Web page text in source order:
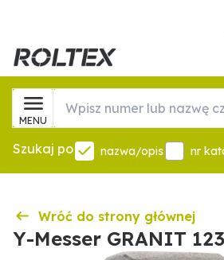
MENU
Szukaj po nazwa/opis nr
Wróć do strony głównej
Y-Messer GRANIT